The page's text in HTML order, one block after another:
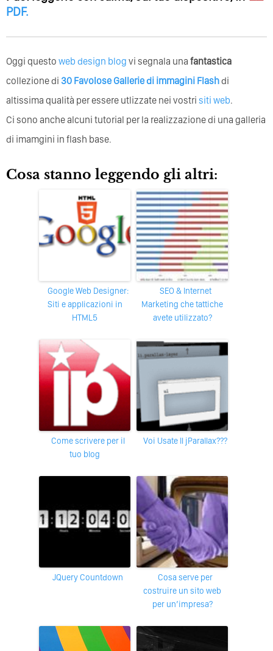
PDF.
Oggi questo web design blog vi segnala una fantastica
collezione di 30 Favolose Gallerie di immagini Flashdi
altissima qualità per essere utlizzate nei vostri siti web.
Ci sono anche alcuni tutorial per la realizzazione di una galleria
di imamgini in flash base.
Cosa stanno leggendo gli altri:
Google Web Designer:
Siti e applicazioni in
HTML5
SEO & Internet
Marketing che tattiche
avete utilizzato?
Come scrivere per il
tuo blog
Voi Usate Il jParallax???
jQuery Countdown
Cosa serve per
costruire un sito web
per un’impresa?